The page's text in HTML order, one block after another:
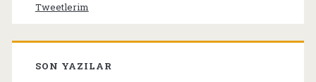
Tweetlerim
SON YAZILAR